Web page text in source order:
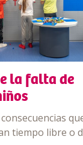
la falta de
tiempo libre o